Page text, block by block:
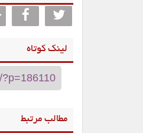
لینک کوتاه
مطالب مرتبط